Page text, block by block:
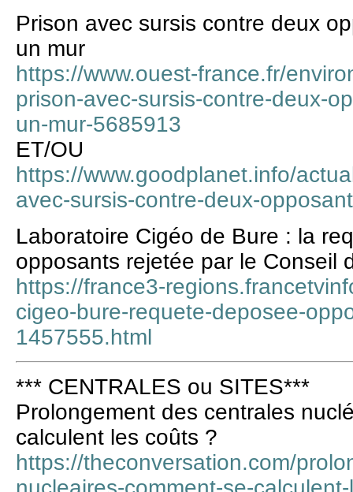
Prison avec sursis contre deux
un mur
https://www.ouest-france.fr/
prison-avec-sursis-contre-deux-
un-mur-5685913
ET/OU
https://www.goodplanet.info/
avec-sursis-contre-deux-
Laboratoire Cigéo de Bure : la
opposants rejetée par le Conseil
https://france3-
cigeo-bure-requete-deposee-
1457555.html
*** CENTRALES ou SITES***
Prolongement des centrales
calculent les coûts ?
https://theconversation.com/